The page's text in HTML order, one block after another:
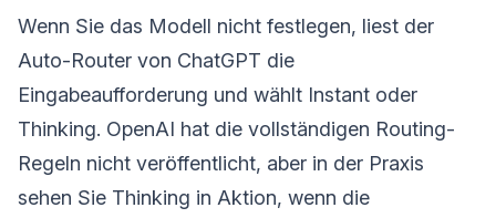
Wenn Sie das Modell nicht festlegen, liest der
Auto-Router von ChatGPT die
Eingabeaufforderung und wählt Instant oder
Thinking. OpenAI hat die vollständigen Routing-
Regeln nicht veröffentlicht, aber in der Praxis
sehen Sie Thinking in Aktion, wenn die